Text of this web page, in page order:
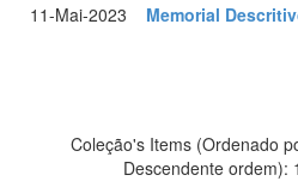
11-Mai-2023
Memorial
Coleção's Items (Ordenado
Descendente ordem):